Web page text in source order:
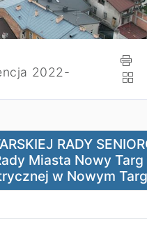
2022-
SENIORÓW z dnia
RADY
Miasta Nowy
w Nowym